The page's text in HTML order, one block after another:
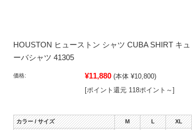
HOUSTON ヒューストン シャツ CUBA SHIRT キュ
ーバシャツ 41305
価格: ¥11,880 (本体 ¥10,800)
[ポイント還元 118ポイント～]
カラー / サイズ M L XL